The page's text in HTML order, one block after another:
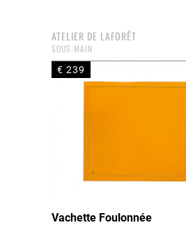
ATELIER DE LAFORÊT
SOUS-MAIN
€ 239
Vachette Foulonnée